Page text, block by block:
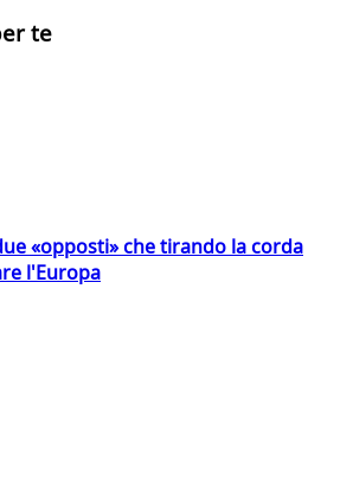
te
«opposti» che tirando la corda
l'Europa